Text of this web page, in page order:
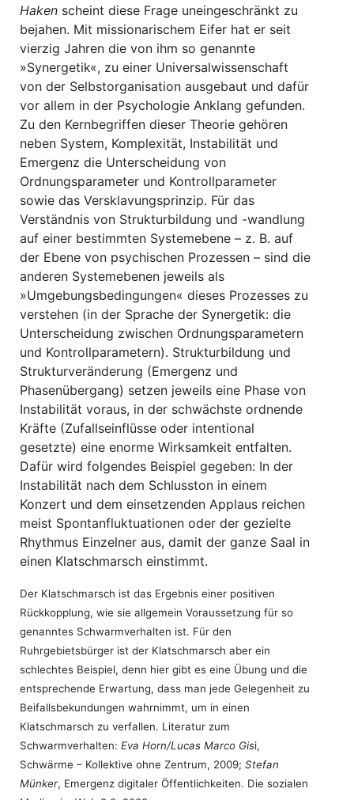
Haken scheint diese Frage uneingeschränkt zu
bejahen. Mit missionarischem Eifer hat er seit
vierzig Jahren die von ihm so genannte
»Synergetik«, zu einer Universalwissenschaft
von der Selbstorganisation ausgebaut und dafür
vor allem in der Psychologie Anklang gefunden.
Zu den Kernbegriffen dieser Theorie gehören
neben System, Komplexität, Instabilität und
Emergenz die Unterscheidung von
Ordnungsparameter und Kontrollparameter
sowie das Versklavungsprinzip. Für das
Verständnis von Strukturbildung und -wandlung
auf einer bestimmten Systemebene – z. B. auf
der Ebene von psychischen Prozessen – sind die
anderen Systemebenen jeweils als
»Umgebungsbedingungen« dieses Prozesses zu
verstehen (in der Sprache der Synergetik: die
Unterscheidung zwischen Ordnungsparametern
und Kontrollparametern). Strukturbildung und
Strukturveränderung (Emergenz und
Phasenübergang) setzen jeweils eine Phase von
Instabilität voraus, in der schwächste ordnende
Kräfte (Zufallseinflüsse oder intentional
gesetzte) eine enorme Wirksamkeit entfalten.
Dafür wird folgendes Beispiel gegeben: In der
Instabilität nach dem Schlusston in einem
Konzert und dem einsetzenden Applaus reichen
meist Spontanfluktuationen oder der gezielte
Rhythmus Einzelner aus, damit der ganze Saal in
einen Klatschmarsch einstimmt.
Der Klatschmarsch ist das Ergebnis einer positiven
Rückkopplung, wie sie allgemein Voraussetzung für so
genanntes Schwarmverhalten ist. Für den
Ruhrgebietsbürger ist der Klatschmarsch aber ein
schlechtes Beispiel, denn hier gibt es eine Übung und die
entsprechende Erwartung, dass man jede Gelegenheit zu
Beifallsbekundungen wahrnimmt, um in einen
Klatschmarsch zu verfallen. Literatur zum
Schwarmverhalten: Eva Horn/Lucas Marco Gisi,
Schwärme – Kollektive ohne Zentrum, 2009; Stefan
Münker, Emergenz digitaler Öffentlichkeiten. Die sozialen